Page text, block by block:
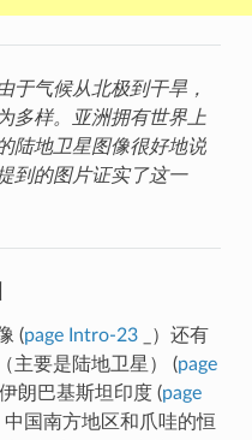
于气候从北极到干旱，
多样。亚洲拥有世界上
陆地卫星图像很好地说
到的图片证实了这一
(page Intro-23_）还有
主要是陆地卫星） (page
朗巴基斯坦印度 (page
国南方地区和爪哇的恒